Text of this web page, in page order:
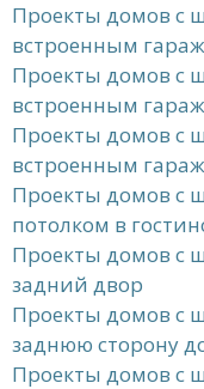
Проекты домов с
встроенным
Проекты домов с
встроенным
Проекты домов с
встроенным
Проекты домов с
потолком в
Проекты домов с
задний двор
Проекты домов с
заднюю сторону
Проекты домов с